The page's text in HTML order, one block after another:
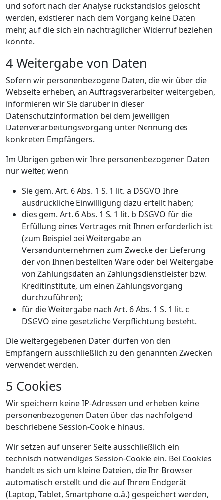
und sofort nach der Analyse rückstandslos gelöscht
werden, existieren nach dem Vorgang keine Daten
mehr, auf die sich ein nachträglicher Widerruf beziehen
könnte.
4 Weitergabe von Daten
Sofern wir personenbezogene Daten, die wir über die
Webseite erheben, an Auftragsverarbeiter weitergeben,
informieren wir Sie darüber in dieser
Datenschutzinformation bei dem jeweiligen
Datenverarbeitungsvorgang unter Nennung des
konkreten Empfängers.
Im Übrigen geben wir Ihre personenbezogenen Daten
nur weiter, wenn
Sie gem. Art. 6 Abs. 1 S. 1 lit. a DSGVO Ihre
ausdrückliche Einwilligung dazu erteilt haben;
dies gem. Art. 6 Abs. 1 S. 1 lit. b DSGVO für die
Erfüllung eines Vertrages mit Ihnen erforderlich ist
(zum Beispiel bei Weitergabe an
Versandunternehmen zum Zwecke der Lieferung
der von Ihnen bestellten Ware oder bei Weitergabe
von Zahlungsdaten an Zahlungsdienstleister bzw.
Kreditinstitute, um einen Zahlungsvorgang
durchzuführen);
für die Weitergabe nach Art. 6 Abs. 1 S. 1 lit. c
DSGVO eine gesetzliche Verpflichtung besteht.
Die weitergegebenen Daten dürfen von den
Empfängern ausschließlich zu den genannten Zwecken
verwendet werden.
5 Cookies
Wir speichern keine IP-Adressen und erheben keine
personenbezogenen Daten über das nachfolgend
beschriebene Session-Cookie hinaus.
Wir setzen auf unserer Seite ausschließlich ein
technisch notwendiges Session-Cookie ein. Bei Cookies
handelt es sich um kleine Dateien, die Ihr Browser
automatisch erstellt und die auf Ihrem Endgerät
(Laptop, Tablet, Smartphone o.ä.) gespeichert werden,